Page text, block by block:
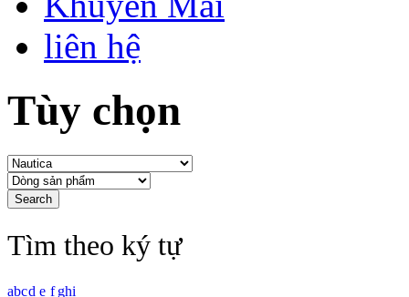
liên hệ
Tùy chọn
Tìm theo ký tự
abcd e f ghi